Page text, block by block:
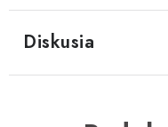
Diskusia